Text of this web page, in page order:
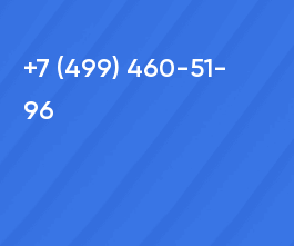
+7 (499) 460-51-
96